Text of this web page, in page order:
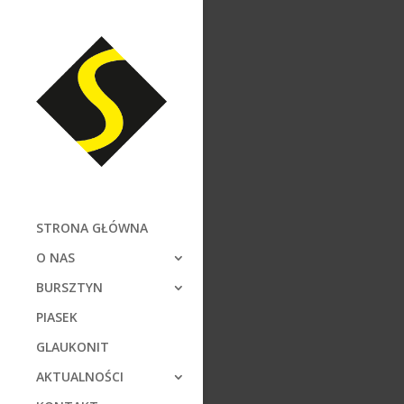
STRONA GŁÓWNA
O NAS
BURSZTYN
PIASEK
GLAUKONIT
AKTUALNOŚCI